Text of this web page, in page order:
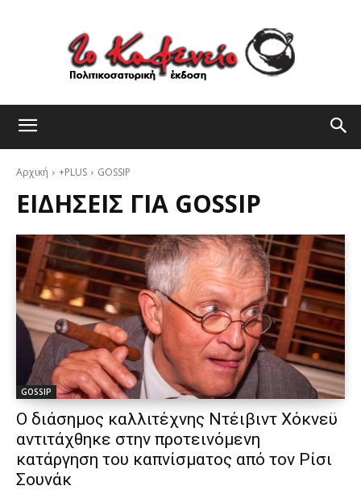
Αρχική +PLUS GOSSIP
ΕΙΔΉΣΕΙΣ ΓΙΑ GOSSIP
GOSSIP
Ο διάσημος καλλιτέχνης Ντέιβιντ Χόκνεϋ
αντιτάχθηκε στην προτεινόμενη
κατάργηση του καπνίσματος από τον Ρίσι
Σουνάκ